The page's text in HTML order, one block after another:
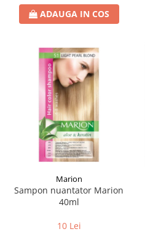
ADAUGA IN COS
Marion
Sampon nuantator Marion
40ml
10 Lei